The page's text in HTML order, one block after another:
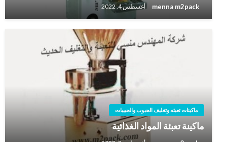
menna m2pack أغسطس 4, 2022
ماكينات تعبئه وتغليف الحبوب والحبيبات
ماكينة تعبئة المواد الغذائية